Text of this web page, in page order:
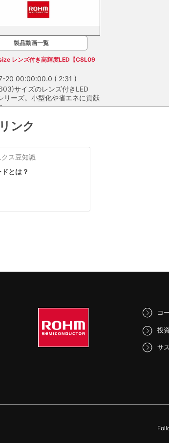
製品動画一覧
レンズ付き高輝度LED【CSL09
20 00:00:00.0 ( 2:31 )
サイズのレンズ付きLED
リーズ。小型化や省エネに貢献
。
型化や省エネに貢献できます。
プLED (単色タイプ)
ンク
ス豆知識
とは？
コ
投
サ